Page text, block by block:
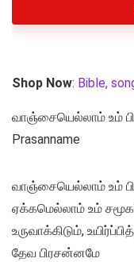
Shop Now: Bible,
வாஞ்சையெல்லாம் உம்
Prasanname
வாஞ்சையெல்லாம் உம்
ஏக்கமெல்லாம் உம்
உருவாக்கிடும்,
தேவ பிரசன்னமே